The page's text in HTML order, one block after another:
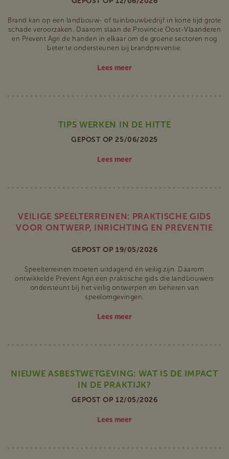
Brand kan op een landbouw- of tuinbouwbedrijf in korte tijd grote
schade veroorzaken. Daarom slaan de Provincie Oost-Vlaanderen
en Prevent Agri de handen in elkaar om de groene sectoren nog
beter te ondersteunen bij brandpreventie.
Lees meer
TIPS WERKEN IN DE HITTE
GEPOST OP 25/06/2025
Lees meer
VEILIGE SPEELTERREINEN: PRAKTISCHE GIDS
VOOR ONTWERP, INRICHTING EN PREVENTIE
GEPOST OP 19/05/2026
Speelterreinen moeten uitdagend én veilig zijn. Daarom
ontwikkelde Prevent Agri een praktische gids die landbouwers
ondersteunt bij het veilig ontwerpen en beheren van
speelomgevingen.
Lees meer
NIEUWE ASBESTWETGEVING: WAT IS DE IMPACT
IN DE PRAKTIJK?
GEPOST OP 12/05/2026
Lees meer